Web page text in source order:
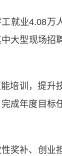
就业4.08万
大型现场招
培训，提升
成年度目标
奖补、创业